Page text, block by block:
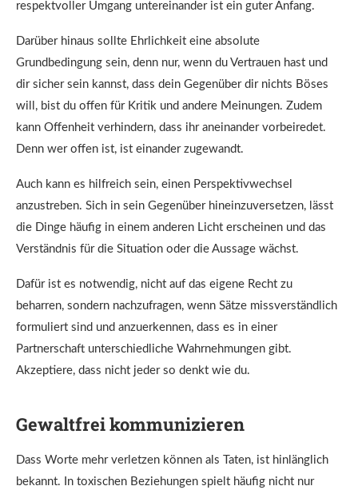
respektvoller Umgang untereinander ist ein guter Anfang.
Darüber hinaus sollte Ehrlichkeit eine absolute
Grundbedingung sein, denn nur, wenn du Vertrauen hast und
dir sicher sein kannst, dass dein Gegenüber dir nichts Böses
will, bist du offen für Kritik und andere Meinungen. Zudem
kann Offenheit verhindern, dass ihr aneinander vorbeiredet.
Denn wer offen ist, ist einander zugewandt.
Auch kann es hilfreich sein, einen Perspektivwechsel
anzustreben. Sich in sein Gegenüber hineinzuversetzen, lässt
die Dinge häufig in einem anderen Licht erscheinen und das
Verständnis für die Situation oder die Aussage wächst.
Dafür ist es notwendig, nicht auf das eigene Recht zu
beharren, sondern nachzufragen, wenn Sätze missverständlich
formuliert sind und anzuerkennen, dass es in einer
Partnerschaft unterschiedliche Wahrnehmungen gibt.
Akzeptiere, dass nicht jeder so denkt wie du.
Gewaltfrei kommunizieren
Dass Worte mehr verletzen können als Taten, ist hinlänglich
bekannt. In toxischen Beziehungen spielt häufig nicht nur